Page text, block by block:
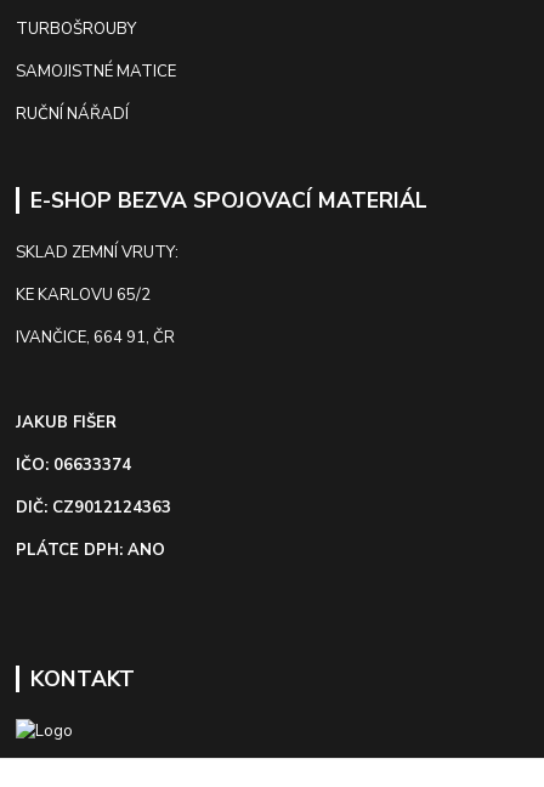
TURBOŠROUBY
SAMOJISTNÉ MATICE
RUČNÍ NÁŘADÍ
E-SHOP BEZVA SPOJOVACÍ MATERIÁL
SKLAD ZEMNÍ VRUTY:
KE KARLOVU 65/2
IVANČICE, 664 91, ČR
JAKUB FIŠER
IČO: 06633374
DIČ: CZ9012124363
PLÁTCE DPH: ANO
KONTAKT